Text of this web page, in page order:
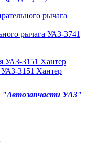
рычага УАЗ-3741
УАЗ-3151 Хантер
"Автозапчасти УАЗ"